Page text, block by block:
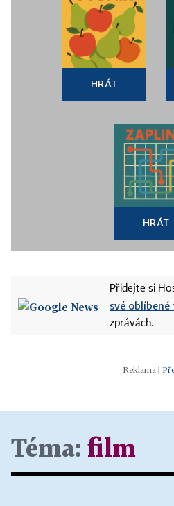
HRÁT
HRÁT
Přidejte si
své
zprávách.
Téma: film